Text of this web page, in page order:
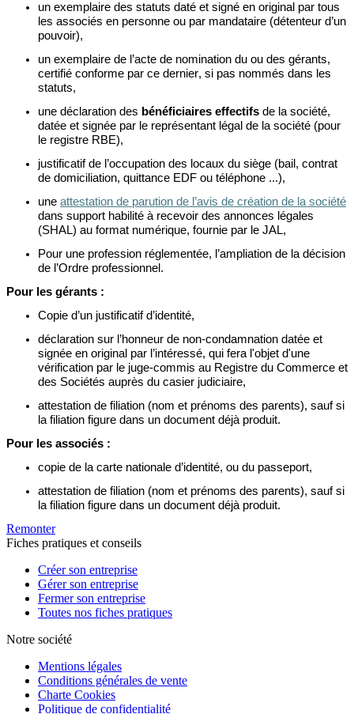
un exemplaire des statuts daté et signé en original par tous
les associés en personne ou par mandataire (détenteur d’un
pouvoir),
un exemplaire de l’acte de nomination du ou des gérants,
certifié conforme par ce dernier, si pas nommés dans les
statuts,
une déclaration des bénéficiaires effectifs de la société,
datée et signée par le représentant légal de la société (pour
le registre RBE),
justificatif de l’occupation des locaux du siège (bail, contrat
de domiciliation, quittance EDF ou téléphone ...),
une attestation de parution de l’avis de création de la société
dans support habilité à recevoir des annonces légales
(SHAL) au format numérique, fournie par le JAL,
Pour une profession réglementée, l’ampliation de la décision
de l’Ordre professionnel.
Pour les gérants :
Copie d’un justificatif d’identité,
déclaration sur l’honneur de non-condamnation datée et
signée en original par l’intéressé, qui fera l'objet d'une
vérification par le juge-commis au Registre du Commerce et
des Sociétés auprès du casier judiciaire,
attestation de filiation (nom et prénoms des parents), sauf si
la filiation figure dans un document déjà produit.
Pour les associés :
copie de la carte nationale d’identité, ou du passeport,
attestation de filiation (nom et prénoms des parents), sauf si
la filiation figure dans un document déjà produit.
Remonter
Fiches pratiques et conseils
Créer son entreprise
Gérer son entreprise
Fermer son entreprise
Toutes nos fiches pratiques
Notre société
Mentions légales
Conditions générales de vente
Charte Cookies
Politique de confidentialité